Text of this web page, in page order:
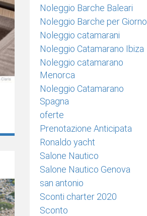
Noleggio Barche Baleari
Noleggio Barche per Giorno
Noleggio catamarani
Noleggio Catamarano Ibiza
Noleggio catamarano
Menorca
Noleggio Catamarano
Spagna
oferte
Prenotazione Anticipata
Ronaldo yacht
Salone Nautico
Salone Nautico Genova
san antonio
Sconti charter 2020
Sconto